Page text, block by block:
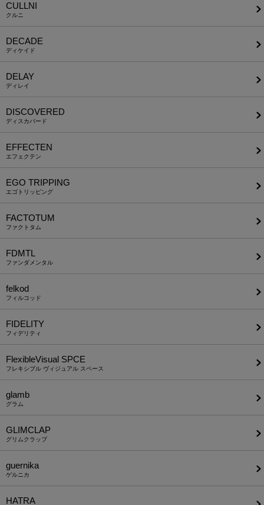
CULLNI
クルニ
DECADE
ディケイド
DELAY
ディレイ
DISCOVERED
ディスカバード
EFFECTEN
エフェクテン
EGO TRIPPING
エゴトリッピング
FACTOTUM
ファクトタム
FDMTL
ファンダメンタル
felkod
フィルコッド
FIDELITY
フィデリティ
FlexibleVisual SPCE
フレキシブル ヴィジュアル スペース
glamb
グラム
GLIMCLAP
グリムクラップ
guernika
ゲルニカ
HATRA